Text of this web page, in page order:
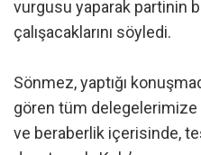
vurgusu yaparak partinin
çalışacaklarını söyledi.
Sönmez, yaptığı
gören tüm
ve beraberlik içerisinde,